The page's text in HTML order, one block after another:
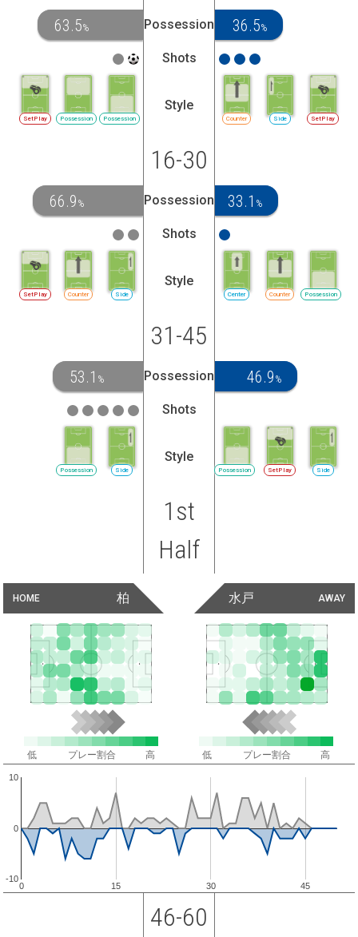
63.5% Possession 36.5%
Shots
Possession
Possession
SetPlay
Style
Counter Side SetPlay
16-30
66.9 % Possession 33.1 %
Shots
Side
Counter
SetPlay
Style
Center Counter Possession
31-45
53.1 % Possession 46.9 %
Shots
Side
Possession
Style
Possession SetPlay Side
1st
Half
HOME 柏 AWAY
水戸
低 プレー割合 高 低 プレー割合 高
0 15 30 45
-10
0
10
46-60